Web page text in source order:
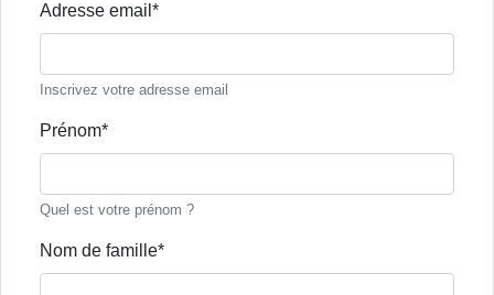
Adresse email*
Inscrivez votre adresse email
Prénom*
Quel est votre prénom ?
Nom de famille*